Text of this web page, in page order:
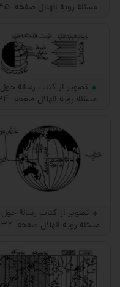
مسئلة رویة الهلال صفحه 45
تصویر از کتاب رسالة حول
مسئلة رویة الهلال صفحه 94
تصویر از کتاب رسالة حول
مسئلة رویة الهلال صفحه 132